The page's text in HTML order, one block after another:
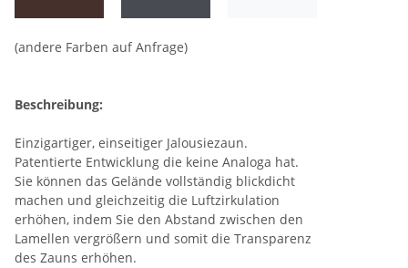
(andere Farben auf Anfrage)
Beschreibung:
Einzigartiger, einseitiger Jalousiezaun.
Patentierte Entwicklung die keine Analoga hat.
Sie können das Gelände vollständig blickdicht
machen und gleichzeitig die Luftzirkulation
erhöhen, indem Sie den Abstand zwischen den
Lamellen vergrößern und somit die Transparenz
des Zauns erhöhen.